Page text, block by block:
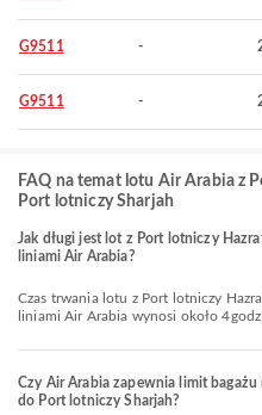
G9511 -
G9511 -
FAQ na temat lotu Air Arabia z
Port lotniczy Sharjah
Jak długi jest lot z Port lotniczy
liniami Air Arabia?
Czas trwania lotu z Port lotniczy Hazrat Shahjalal do Port lotniczy Sharjah
liniami Air Arabia wynosi około 4godz
Czy Air Arabia zapewnia limit
do Port lotniczy Sharjah?